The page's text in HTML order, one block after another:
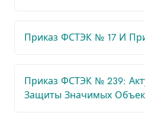
Приказ ФСТЭК № 17 И
Приказ ФСТЭК № 239:
Защиты Значимых